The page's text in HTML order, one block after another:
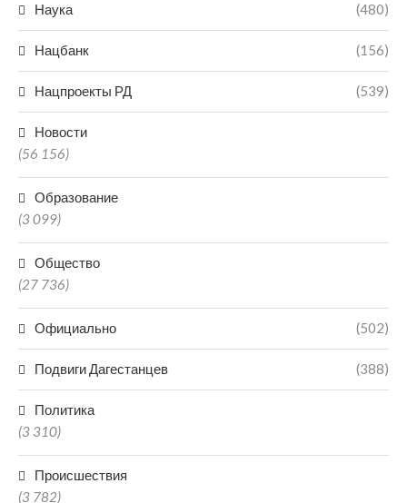
Наука (480)
Нацбанк (156)
Нацпроекты РД (539)
Новости
(56 156)
Образование
(3 099)
Общество
(27 736)
Официально (502)
Подвиги Дагестанцев (388)
Политика
(3 310)
Происшествия
(3 782)